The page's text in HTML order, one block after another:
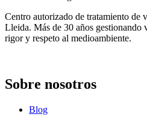
Centro autorizado de tratamiento de
Lleida. Más de 30 años gestionando
rigor y respeto al medioambiente.
Sobre nosotros
Blog